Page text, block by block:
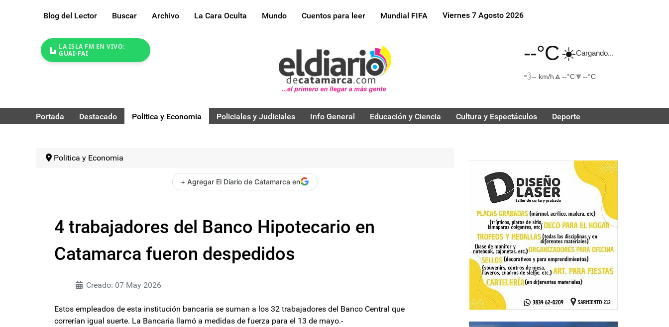
Blog del Lector Buscar Archivo La Cara Oculta Mundo Cuentos para leer Mundial FIFA Viernes 7 Agosto 2026
LA ISLA FM EN VIVO:
GUAI-FAI
--°C☀️Cargando...
💨-- km/h 🔼 --°C🔽 --°C
Portada Destacado Politica y Economia Policiales y Judiciales Info General Educación y Ciencia Cultura y Espectáculos Deporte
Politica y Economia
+ Agregar El Diario de Catamarca en
4 trabajadores del Banco Hipotecario en
Catamarca fueron despedidos
Creado: 07 May 2026
Estos empleados de esta institución bancaria se suman a los 32 trabajadores del Banco Central que
correrían igual suerte. La Bancaria llamó a medidas de fuerza para el 13 de mayo.-